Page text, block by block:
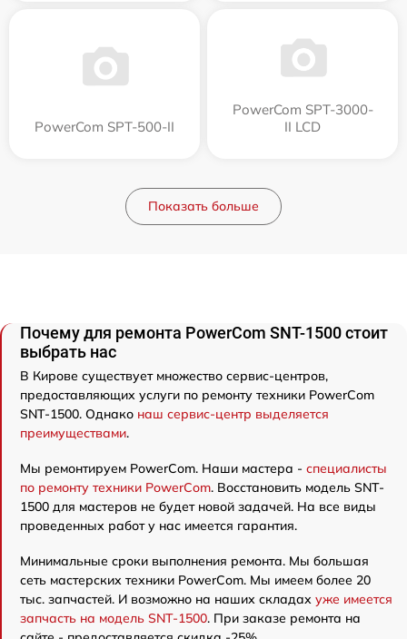
PowerCom SPT-500-II
PowerCom SPT-3000-
II LCD
Показать больше
Почему для ремонта PowerCom SNT-1500 стоит
выбрать нас
В Кирове существует множество сервис-центров,
предоставляющих услуги по ремонту техники PowerCom
SNT-1500. Однако наш сервис-центр выделяется
преимуществами.
Мы ремонтируем PowerCom. Наши мастера - специалисты
по ремонту техники PowerCom. Восстановить модель SNT-
1500 для мастеров не будет новой задачей. На все виды
проведенных работ у нас имеется гарантия.
Минимальные сроки выполнения ремонта. Мы большая
сеть мастерских техники PowerCom. Мы имеем более 20
тыс. запчастей. И возможно на наших складах уже имеется
запчасть на модель SNT-1500. При заказе ремонта на